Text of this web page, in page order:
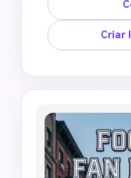
festival de
Mundo com
transmissão à
genéricas,
de data
brilhante, corte
faixas legíveis
distorcidos da
Criar